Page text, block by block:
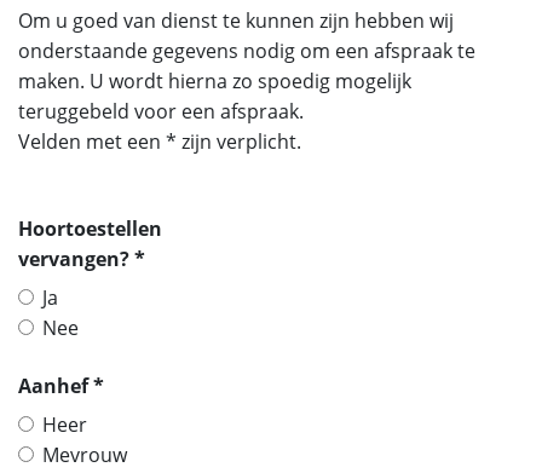
Om u goed van dienst te kunnen zijn hebben wij
onderstaande gegevens nodig om een afspraak te
maken. U wordt hierna zo spoedig mogelijk
teruggebeld voor een afspraak.
Velden met een * zijn verplicht.
Hoortoestellen
vervangen? *
Ja
Nee
Aanhef *
Heer
Mevrouw